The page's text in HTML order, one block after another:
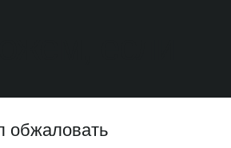
обжаловать